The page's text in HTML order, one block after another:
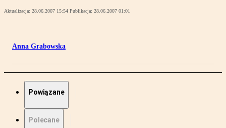
Aktualizacja: 28.06.2007 15:54 Publikacja: 28.06.2007 01:01
Anna Grabowska
Powiązane
Polecane